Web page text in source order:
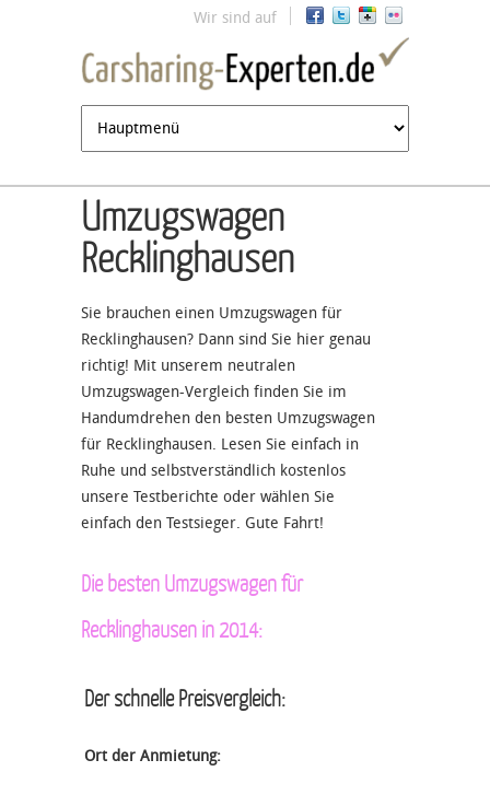
Jump to navigation
Wir sind auf
Umzugswagen
Recklinghausen
Sie brauchen einen Umzugswagen für
Recklinghausen? Dann sind Sie hier genau
richtig! Mit unserem neutralen
Umzugswagen-Vergleich finden Sie im
Handumdrehen den besten Umzugswagen
für Recklinghausen. Lesen Sie einfach in
Ruhe und selbstverständlich kostenlos
unsere Testberichte oder wählen Sie
einfach den Testsieger. Gute Fahrt!
Die besten Umzugswagen für
Recklinghausen in 2014:
Der schnelle Preisvergleich:
Ort der Anmietung: